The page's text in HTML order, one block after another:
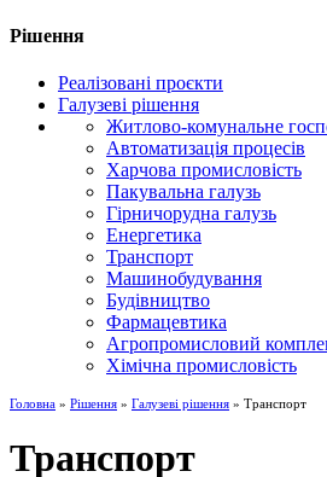
Рішення
Реалізовані проєкти
Галузеві рішення
Житлово-комунальне
Автоматизація процесів
Харчова промисловість
Пакувальна галузь
Гірничорудна галузь
Енергетика
Транспорт
Машинобудування
Будівництво
Фармацевтика
Агропромисловий
Хімічна промисловість
Головна » Рішення » Галузеві рішення » Транспорт
Транспорт